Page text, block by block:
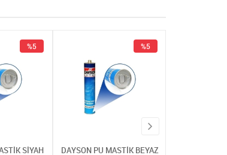
SİYAH
%5
DAYSON PU MASTİK BEYAZ
%5